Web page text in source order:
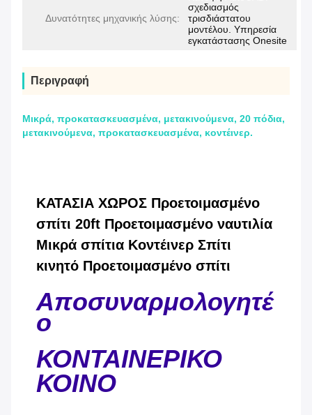
Δυνατότητες μηχανικής λύσης:
σχεδιασμός
τρισδιάστατου
μοντέλου. Υπηρεσία
εγκατάστασης Onesite
Περιγραφή
Μικρά, προκατασκευασμένα, μετακινούμενα, 20 πόδια,
μετακινούμενα, προκατασκευασμένα, κοντέινερ.
ΚΑΤΑΣΙΑ ΧΩΡΟΣ Προετοιμασμένο
σπίτι 20ft Προετοιμασμένο ναυτιλία
Μικρά σπίτια Κοντέινερ Σπίτι
κινητό Προετοιμασμένο σπίτι
Αποσυναρμολογητέ
ο
ΚΟΝΤΑΙΝΕΡΙΚΟ
ΚΟΙΝΟ